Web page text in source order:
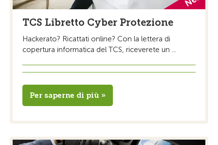
TCS Libretto Cyber Protezione
Hackerato? Ricattati online? Con la lettera di
copertura informatica del TCS, riceverete un ...
Per saperne di più »